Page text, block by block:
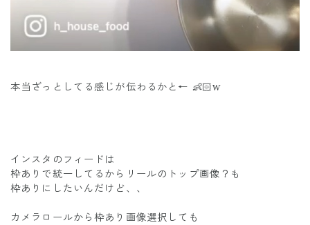
本当ざっとしてる感じが伝わるかと← 👶🏻w
インスタのフィードは
枠ありで統一してるからリールのトップ画像？も
枠ありにしたいんだけど、、
カメラロールから枠あり画像選択しても